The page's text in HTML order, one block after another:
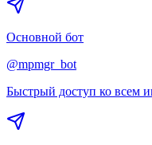
Основной бот
@mpmgr_bot
Быстрый доступ ко всем